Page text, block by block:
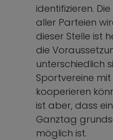
identifizieren.
aller Parteien
dieser Stelle ist
die
unterschiedlich
Sportvereine
kooperieren
ist aber, dass
Ganztag
möglich ist.